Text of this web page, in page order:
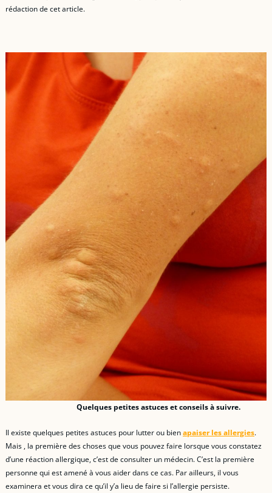
rédaction de cet article.
Quelques petites astuces et conseils à suivre.
Il existe quelques petites astuces pour lutter ou bienapaiser les allergies.
Mais , la première des choses que vous pouvez faire lorsque vous constatez
d’une réaction allergique, c’est de consulter un médecin. C’est la première
personne qui est amené à vous aider dans ce cas. Par ailleurs, il vous
examinera et vous dira ce qu’il y’a lieu de faire si l’allergie persiste.